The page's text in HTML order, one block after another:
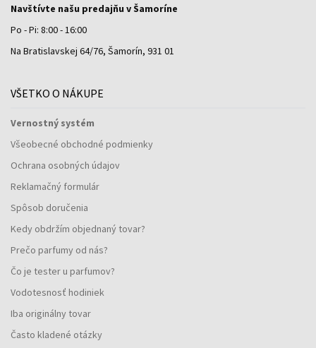
Navštívte našu predajňu v Šamoríne
Po - Pi: 8:00 - 16:00
Na Bratislavskej 64/76, Šamorín, 931 01
VŠETKO O NÁKUPE
Vernostný systém
Všeobecné obchodné podmienky
Ochrana osobných údajov
Reklamačný formulár
Spôsob doručenia
Kedy obdržím objednaný tovar?
Prečo parfumy od nás?
Čo je tester u parfumov?
Vodotesnosť hodiniek
Iba originálny tovar
Často kladené otázky